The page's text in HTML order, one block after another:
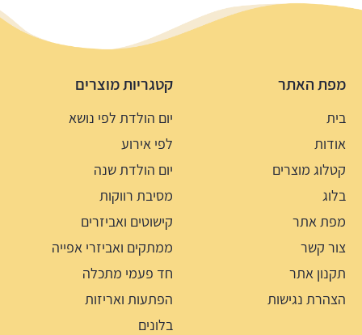
מפת האתר
בית
אודות
קטלוג מוצרים
בלוג
מפת אתר
צור קשר
תקנון אתר
הצהרת נגישות
קטגריות מוצרים
יום הולדת לפי נושא
לפי אירוע
יום הולדת שנה
מסיבת רווקות
קישוטים ואביזרים
ממתקים ואביזרי אפייה
חד פעמי מתכלה
הפתעות ואריזות
בלונים